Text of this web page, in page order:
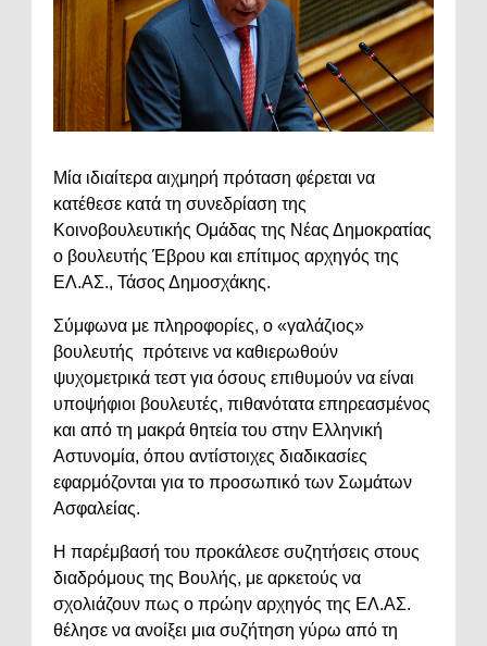
Μία ιδιαίτερα αιχμηρή πρόταση φέρεται να
κατέθεσε κατά τη συνεδρίαση της
Κοινοβουλευτικής Ομάδας της Νέας Δημοκρατίας
ο βουλευτής Έβρου και επίτιμος αρχηγός της
ΕΛ.ΑΣ., Τάσος Δημοσχάκης.
Σύμφωνα με πληροφορίες, ο «γαλάζιος»
βουλευτής πρότεινε να καθιερωθούν
ψυχομετρικά τεστ για όσους επιθυμούν να είναι
υποψήφιοι βουλευτές, πιθανότατα επηρεασμένος
και από τη μακρά θητεία του στην Ελληνική
Αστυνομία, όπου αντίστοιχες διαδικασίες
εφαρμόζονται για το προσωπικό των Σωμάτων
Ασφαλείας.
Η παρέμβασή του προκάλεσε συζητήσεις στους
διαδρόμους της Βουλής, με αρκετούς να
σχολιάζουν πως ο πρώην αρχηγός της ΕΛ.ΑΣ.
θέλησε να ανοίξει μια συζήτηση γύρω από τη